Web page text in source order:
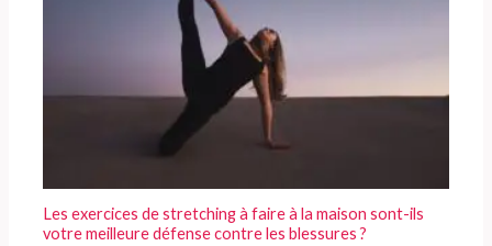
Les exercices de stretching à faire à la maison sont-ils
votre meilleure défense contre les blessures ?